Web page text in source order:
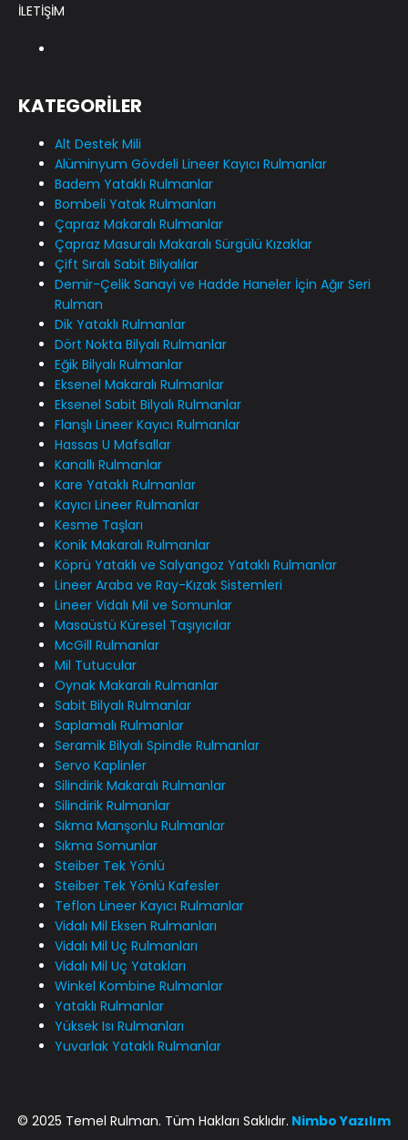
İLETİŞİM
KATEGORİLER
Alt Destek Mili
Alüminyum Gövdeli Lineer Kayıcı Rulmanlar
Badem Yataklı Rulmanlar
Bombeli Yatak Rulmanları
Çapraz Makaralı Rulmanlar
Çapraz Masuralı Makaralı Sürgülü Kızaklar
Çift Sıralı Sabit Bilyalılar
Demir-Çelik Sanayi ve Hadde Haneler İçin Ağır Seri
Rulman
Dik Yataklı Rulmanlar
Dört Nokta Bilyalı Rulmanlar
Eğik Bilyalı Rulmanlar
Eksenel Makaralı Rulmanlar
Eksenel Sabit Bilyalı Rulmanlar
Flanşlı Lineer Kayıcı Rulmanlar
Hassas U Mafsallar
Kanallı Rulmanlar
Kare Yataklı Rulmanlar
Kayıcı Lineer Rulmanlar
Kesme Taşları
Konik Makaralı Rulmanlar
Köprü Yataklı ve Salyangoz Yataklı Rulmanlar
Lineer Araba ve Ray-Kızak Sistemleri
Lineer Vidalı Mil ve Somunlar
Masaüstü Küresel Taşıyıcılar
McGill Rulmanlar
Mil Tutucular
Oynak Makaralı Rulmanlar
Sabit Bilyalı Rulmanlar
Saplamalı Rulmanlar
Seramik Bilyalı Spindle Rulmanlar
Servo Kaplinler
Silindirik Makaralı Rulmanlar
Silindirik Rulmanlar
Sıkma Manşonlu Rulmanlar
Sıkma Somunlar
Steiber Tek Yönlü
Steiber Tek Yönlü Kafesler
Teflon Lineer Kayıcı Rulmanlar
Vidalı Mil Eksen Rulmanları
Vidalı Mil Uç Rulmanları
Vidalı Mil Uç Yatakları
Winkel Kombine Rulmanlar
Yataklı Rulmanlar
Yüksek Isı Rulmanları
Yuvarlak Yataklı Rulmanlar
© 2025 Temel Rulman. Tüm Hakları Saklıdır. Nimbo Yazılım